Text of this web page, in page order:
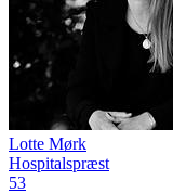
Lotte Mørk
Hospitalspræst
53